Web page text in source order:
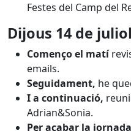
Festes del Camp del
Dijous 14 de juliol
Començo el matí
emails.
Seguidament, he
I a continuació,
Adrian&Sonia.
Per acabar la